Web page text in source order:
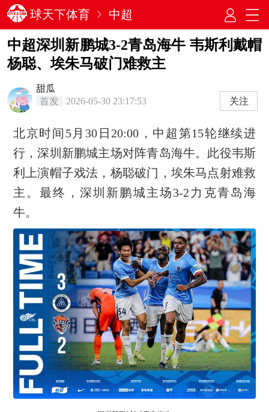
球天下体育 中超
中超深圳新鹏城3-2青岛海牛 韦斯利戴帽
杨聪、埃朱马破门难救主
甜瓜
首发
2026-05-30 23:17:53 关注
北京时间5月30日20:00，中超第15轮继续进
行，深圳新鹏城主场对阵青岛海牛。此役韦斯
利上演帽子戏法，杨聪破门，埃朱马点射难救
主。最终，深圳新鹏城主场3-2力克青岛海
牛。